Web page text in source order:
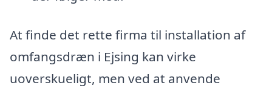
At finde det rette firma til installation af
omfangsdræn i Ejsing kan virke
uoverskueligt, men ved at anvende